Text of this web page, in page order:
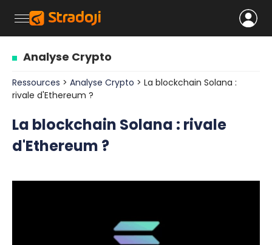
Analyse Crypto
Ressources > Analyse Crypto > La blockchain Solana :
rivale d'Ethereum ?
La blockchain Solana : rivale
d'Ethereum ?